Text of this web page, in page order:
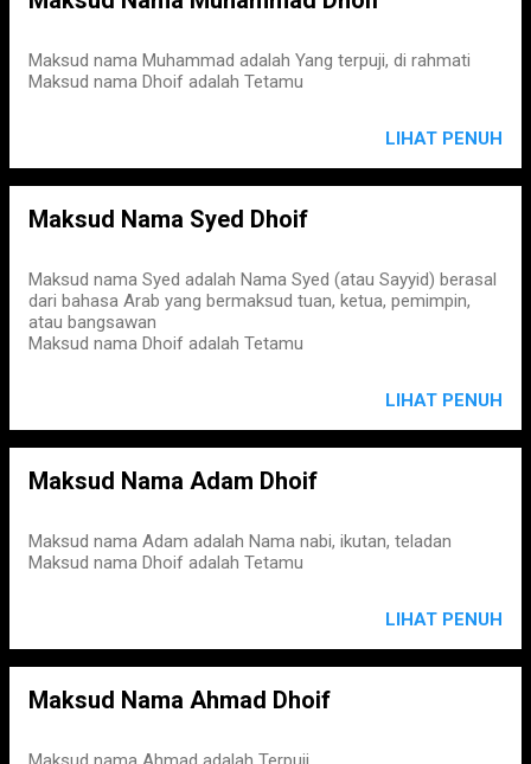
Maksud nama Muhammad adalah Yang terpuji, di rahmati
Maksud nama Dhoif adalah Tetamu
LIHAT PENUH
Maksud Nama Syed Dhoif
Maksud nama Syed adalah Nama Syed (atau Sayyid) berasal
dari bahasa Arab yang bermaksud tuan, ketua, pemimpin,
atau bangsawan
Maksud nama Dhoif adalah Tetamu
LIHAT PENUH
Maksud Nama Adam Dhoif
Maksud nama Adam adalah Nama nabi, ikutan, teladan
Maksud nama Dhoif adalah Tetamu
LIHAT PENUH
Maksud Nama Ahmad Dhoif